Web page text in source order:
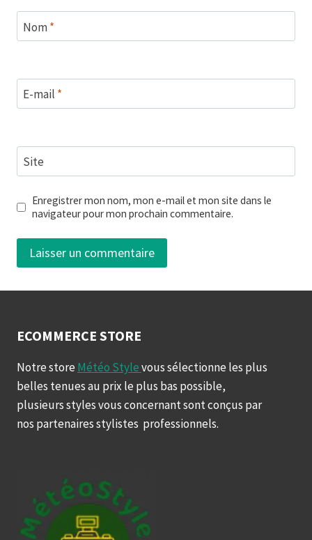
Nom*
E-mail *
Site
Enregistrer mon nom, mon e-mail et mon site dans le
navigateur pour mon prochain commentaire.
ECOMMERCE STORE
Notre store Météo Stylevous sélectionne les plus
belles tenues au prix le plus bas possible,
plusieurs styles vous concernant sont conçus par
nos partenaires stylistes professionnels.